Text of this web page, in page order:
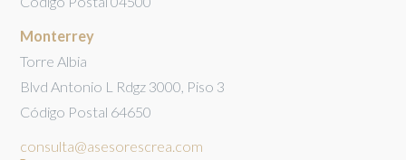
Monterrey
Torre Albia
Blvd Antonio L Rdgz 3000, Piso 3
Código Postal 64650
consulta@asesorescrea.com